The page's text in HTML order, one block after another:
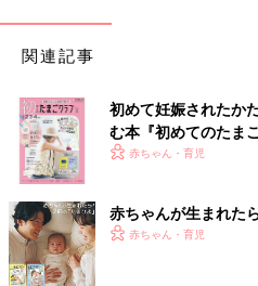
関連記事
初めて妊娠されたか
む本『初めてのたま
赤ちゃん・育児
赤ちゃんが生まれた
赤ちゃん・育児